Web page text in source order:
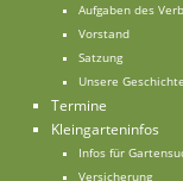
Aufgaben des
Vorstand
Satzung
Unsere Geschichte
Termine
Kleingarteninfos
Infos für
Versicherung